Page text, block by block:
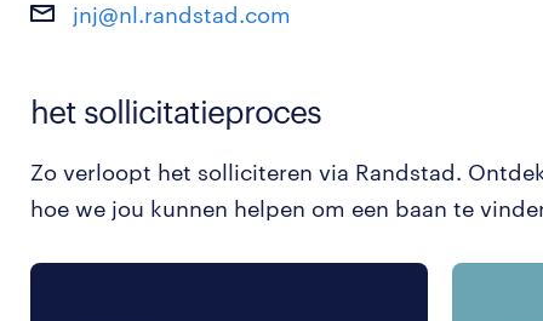
jnj@nl.randstad.com
het sollicitatieproces
Zo verloopt het solliciteren via Randstad.
hoe we jou kunnen helpen om een baan te